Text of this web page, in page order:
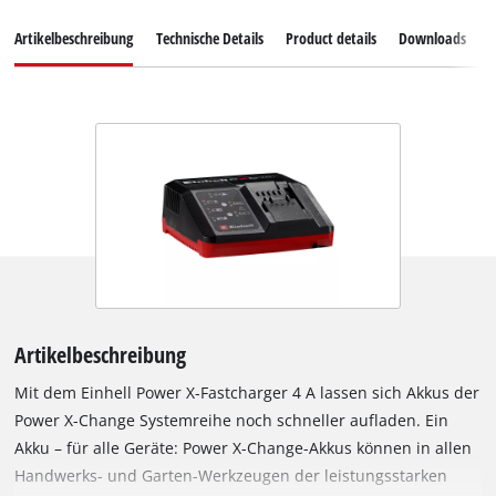
Artikelbeschreibung Technische Details Product details Downloads
Artikelbeschreibung
Mit dem Einhell Power X-Fastcharger 4 A lassen sich Akkus der
Power X-Change Systemreihe noch schneller aufladen. Ein
Akku – für alle Geräte: Power X-Change-Akkus können in allen
Handwerks- und Garten-Werkzeugen der leistungsstarken